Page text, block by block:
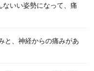
いい姿勢になって、痛
と、神経からの痛みがあ